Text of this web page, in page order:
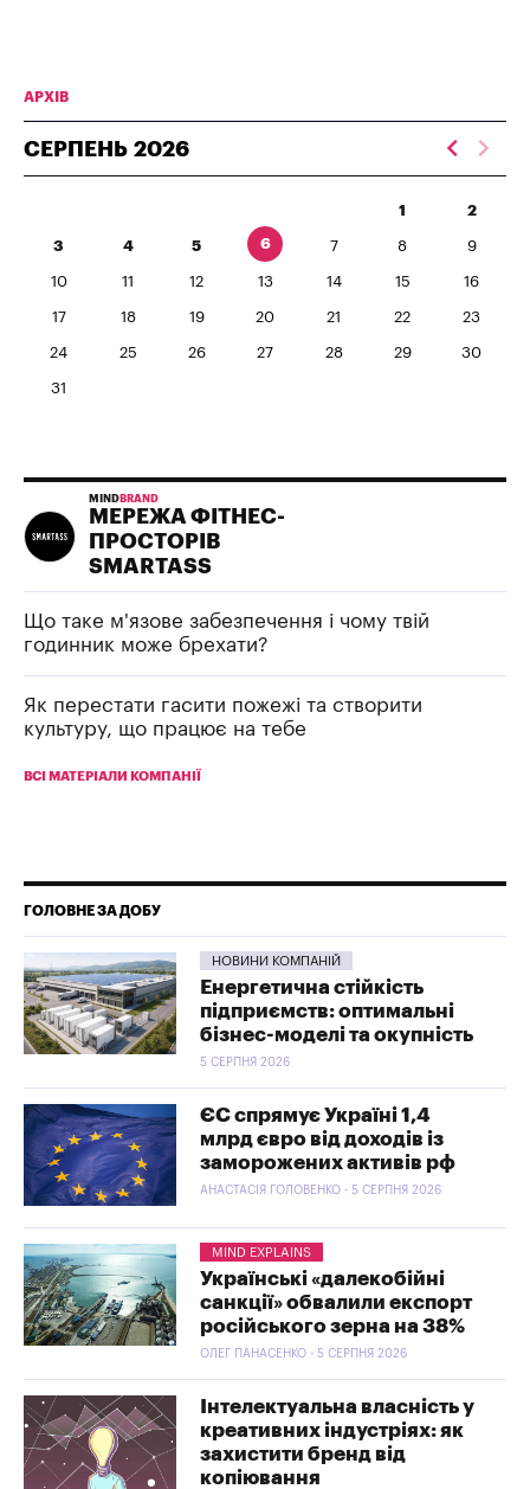
АРХІВ
СЕРПЕНЬ 2026
1 2
3 4 5 6 7 8 9
10 11 12 13 14 15 16
17 18 19 20 21 22 23
24 25 26 27 28 29 30
31
MIND BRAND
МЕРЕЖА ФІТНЕС-
ПРОСТОРІВ
SMARTASS
Що таке м'язове забезпечення і чому твій
годинник може брехати?
Як перестати гасити пожежі та створити
культуру, що працює на тебе
ВСІ МАТЕРІАЛИ КОМПАНІЇ
ГОЛОВНЕ ЗА ДОБУ
НОВИНИ КОМПАНІЙ
Енергетична стійкість
підприємств: оптимальні
бізнес-моделі та окупність
5 СЕРПНЯ 2026
ЄС спрямує Україні 1,4
млрд євро від доходів із
заморожених активів рф
АНАСТАСІЯ ГОЛОВЕНКО - 5 СЕРПНЯ 2026
MIND EXPLAINS
Українські «далекобійні
санкції» обвалили експорт
російського зерна на 38%
ОЛЕГ ПАНАСЕНКО - 5 СЕРПНЯ 2026
Інтелектуальна власність у
креативних індустріях: як
захистити бренд від
копіювання